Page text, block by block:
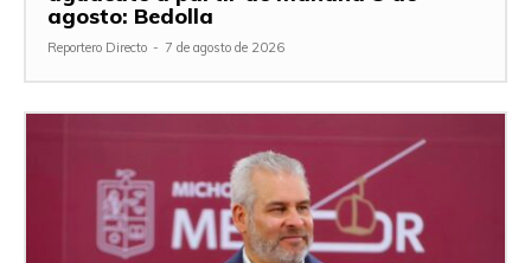
agosto: Bedolla
Reportero Directo - 7 de agosto de 2026